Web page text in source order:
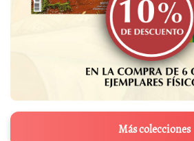
Más colecciones